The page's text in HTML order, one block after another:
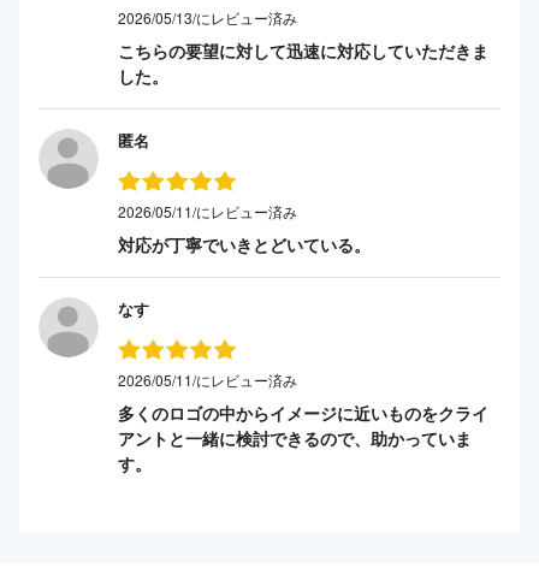
2026/05/13/にレビュー済み
こちらの要望に対して迅速に対応していただきま
した。
匿名
2026/05/11/にレビュー済み
対応が丁寧でいきとどいている。
なす
2026/05/11/にレビュー済み
多くのロゴの中からイメージに近いものをクライ
アントと一緒に検討できるので、助かっていま
す。